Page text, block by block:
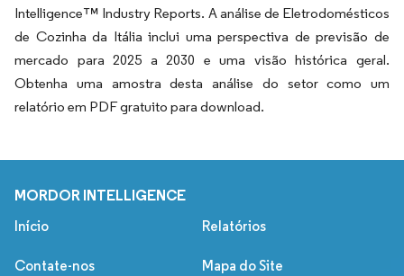
Intelligence™ Industry Reports. A análise de Eletrodomésticos
de Cozinha da Itália inclui uma perspectiva de previsão de
mercado para 2025 a 2030 e uma visão histórica geral.
Obtenha uma amostra desta análise do setor como um
relatório em PDF gratuito para download.
MORDOR INTELLIGENCE
Início Relatórios
Contate-nos Mapa do Site